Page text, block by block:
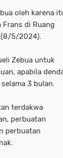
oleh karena
Frans di Ruang
(8/5/2024).
Zebua untuk
apabila
3 bulan.
terdakwa
perbuatan
perbuatan